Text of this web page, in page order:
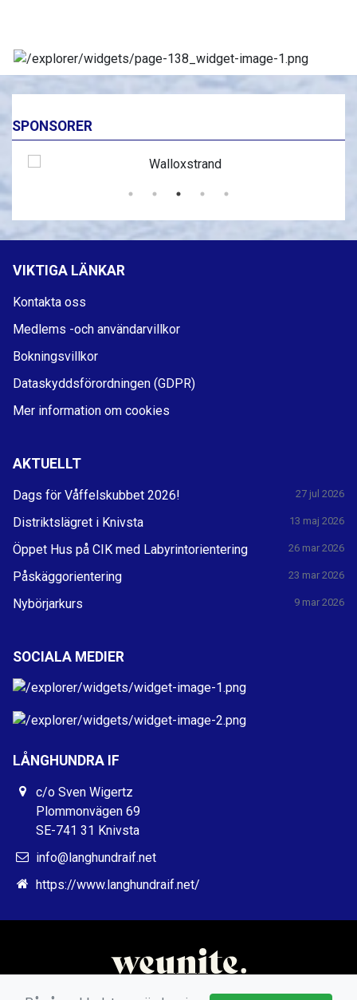
SPONSORER
VIKTIGA LÄNKAR
Kontakta oss
Medlems -och användarvillkor
Bokningsvillkor
Dataskyddsförordningen (GDPR)
Mer information om cookies
AKTUELLT
Dags för Våffelskubbet 2026! 27 jul 2026
Distriktslägret i Knivsta 13 maj 2026
Öppet Hus på CIK med Labyrintorientering 26 mar 2026
Påskäggorientering 23 mar 2026
Nybörjarkurs 9 mar 2026
SOCIALA MEDIER
LÅNGHUNDRA IF
c/o Sven Wigertz
Plommonvägen 69
SE-741 31 Knivsta
info@langhundraif.net
https://www.langhundraif.net/